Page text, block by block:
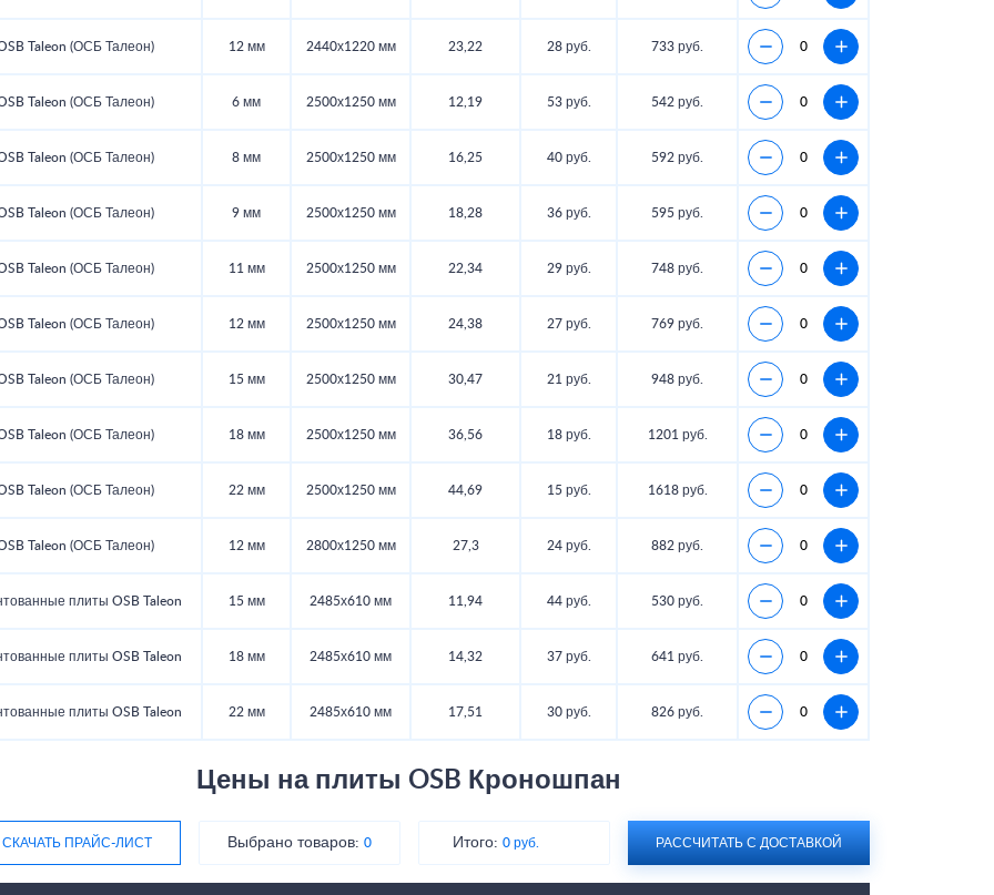
Taleon (ОСБ Талеон) 12 мм 2440х1220 мм 23,22 28 руб. 733 руб.
Taleon (ОСБ Талеон) 6 мм 2500х1250 мм 12,19 53 руб. 542 руб.
Taleon (ОСБ Талеон) 8 мм 2500х1250 мм 16,25 40 руб. 592 руб.
Taleon (ОСБ Талеон) 9 мм 2500х1250 мм 18,28 36 руб. 595 руб.
Taleon (ОСБ Талеон) 11 мм 2500х1250 мм 22,34 29 руб. 748 руб.
Taleon (ОСБ Талеон) 12 мм 2500х1250 мм 24,38 27 руб. 769 руб.
Taleon (ОСБ Талеон) 15 мм 2500х1250 мм 30,47 21 руб. 948 руб.
Taleon (ОСБ Талеон) 18 мм 2500х1250 мм 36,56 18 руб. 1201 руб.
Taleon (ОСБ Талеон) 22 мм 2500х1250 мм 44,69 15 руб. 1618 руб.
Taleon (ОСБ Талеон) 12 мм 2800х1250 мм 27,3 24 руб. 882 руб.
плиты OSB Taleon 15 мм 2485х610 мм 11,94 44 руб. 530 руб.
плиты OSB Taleon 18 мм 2485х610 мм 14,32 37 руб. 641 руб.
плиты OSB Taleon 22 мм 2485х610 мм 17,51 30 руб. 826 руб.
Цены на плиты OSB Кроношпан
СКАЧАТЬ ПРАЙС-ЛИСТ Выбрано товаров: 0 Итого:0 руб. РАССЧИТАТЬ С ДОСТАВКОЙ